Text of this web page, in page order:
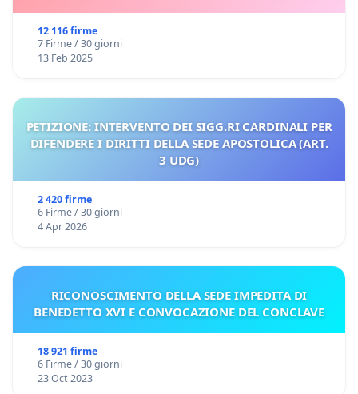
12 116 firme
7 Firme / 30 giorni
13 Feb 2025
PETIZIONE: INTERVENTO DEI SIGG.RI CARDINALI PER
DIFENDERE I DIRITTI DELLA SEDE APOSTOLICA (ART.
3 UDG)
2 420 firme
6 Firme / 30 giorni
4 Apr 2026
RICONOSCIMENTO DELLA SEDE IMPEDITA DI
BENEDETTO XVI E CONVOCAZIONE DEL CONCLAVE
18 921 firme
6 Firme / 30 giorni
23 Oct 2023